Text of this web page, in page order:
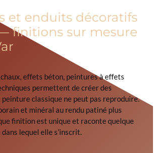
et enduits décoratifs
finitions sur mesure
effets béton, peintures à effets
permettent de créer des
peinture classique ne peut pas reproduire.
et minéral au rendu patiné plus
finition est unique et raconte quelque
dans lequel elle s’inscrit.